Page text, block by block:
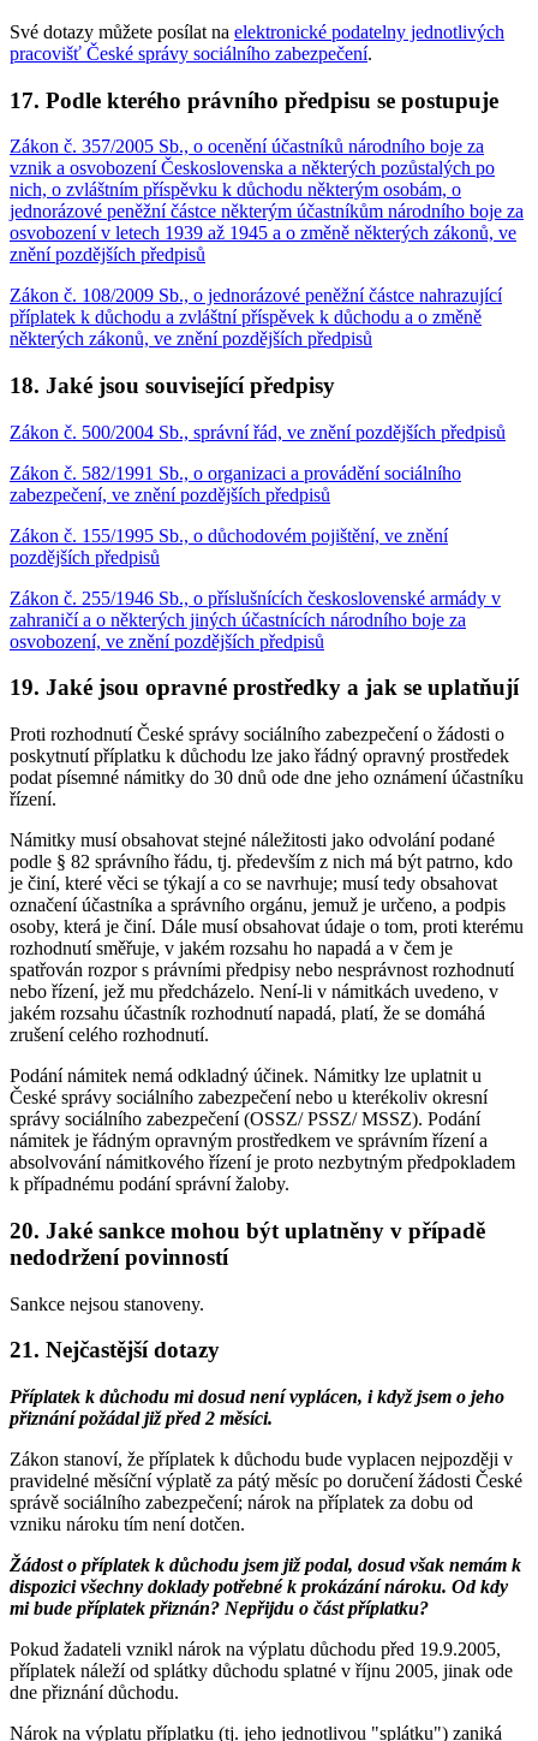
Své dotazy můžete posílat na elektronické podatelny jednotlivých
pracovišť České správy sociálního zabezpečení.
17. Podle kterého právního předpisu se postupuje
Zákon č. 357/2005 Sb., o ocenění účastníků národního boje za
vznik a osvobození Československa a některých pozůstalých po
nich, o zvláštním příspěvku k důchodu některým osobám, o
jednorázové peněžní částce některým účastníkům národního boje za
osvobození v letech 1939 až 1945 a o změně některých zákonů, ve
znění pozdějších předpisů
Zákon č. 108/2009 Sb., o jednorázové peněžní částce nahrazující
příplatek k důchodu a zvláštní příspěvek k důchodu a o změně
některých zákonů, ve znění pozdějších předpisů
18. Jaké jsou související předpisy
Zákon č. 500/2004 Sb., správní řád, ve znění pozdějších předpisů
Zákon č. 582/1991 Sb., o organizaci a provádění sociálního
zabezpečení, ve znění pozdějších předpisů
Zákon č. 155/1995 Sb., o důchodovém pojištění, ve znění
pozdějších předpisů
Zákon č. 255/1946 Sb., o příslušnících československé armády v
zahraničí a o některých jiných účastnících národního boje za
osvobození, ve znění pozdějších předpisů
19. Jaké jsou opravné prostředky a jak se uplatňují
Proti rozhodnutí České správy sociálního zabezpečení o žádosti o
poskytnutí příplatku k důchodu lze jako řádný opravný prostředek
podat písemné námitky do 30 dnů ode dne jeho oznámení účastníku
řízení.
Námitky musí obsahovat stejné náležitosti jako odvolání podané
podle § 82 správního řádu, tj. především z nich má být patrno, kdo
je činí, které věci se týkají a co se navrhuje; musí tedy obsahovat
označení účastníka a správního orgánu, jemuž je určeno, a podpis
osoby, která je činí. Dále musí obsahovat údaje o tom, proti kterému
rozhodnutí směřuje, v jakém rozsahu ho napadá a v čem je
spatřován rozpor s právními předpisy nebo nesprávnost rozhodnutí
nebo řízení, jež mu předcházelo. Není-li v námitkách uvedeno, v
jakém rozsahu účastník rozhodnutí napadá, platí, že se domáhá
zrušení celého rozhodnutí.
Podání námitek nemá odkladný účinek. Námitky lze uplatnit u
České správy sociálního zabezpečení nebo u kterékoliv okresní
správy sociálního zabezpečení (OSSZ/ PSSZ/ MSSZ). Podání
námitek je řádným opravným prostředkem ve správním řízení a
absolvování námitkového řízení je proto nezbytným předpokladem
k případnému podání správní žaloby.
20. Jaké sankce mohou být uplatněny v případě
nedodržení povinností
Sankce nejsou stanoveny.
21. Nejčastější dotazy
Příplatek k důchodu mi dosud není vyplácen, i když jsem o jeho
přiznání požádal již před 2 měsíci.
Zákon stanoví, že příplatek k důchodu bude vyplacen nejpozději v
pravidelné měsíční výplatě za pátý měsíc po doručení žádosti České
správě sociálního zabezpečení; nárok na příplatek za dobu od
vzniku nároku tím není dotčen.
Žádost o příplatek k důchodu jsem již podal, dosud však nemám k
dispozici všechny doklady potřebné k prokázání nároku. Od kdy
mi bude příplatek přiznán? Nepřijdu o část příplatku?
Pokud žadateli vznikl nárok na výplatu důchodu před 19.9.2005,
příplatek náleží od splátky důchodu splatné v říjnu 2005, jinak ode
dne přiznání důchodu.
Nárok na výplatu příplatku (tj. jeho jednotlivou "splátku") zaniká